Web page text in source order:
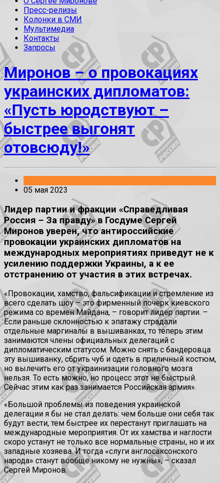
Пресс-релизы
Колонки в СМИ
Мультимедиа
Контакты
Запросы
Миронов – о провокациях
украинских дипломатов:
«Пусть юродствуют –
быстрее выгонят
отовсюду!»
05 мая 2023
Лидер партии и фракции «Справедливая
Россия – За правду» в Госдуме Сергей
Миронов уверен, что антироссийские
провокации украинских дипломатов на
международных мероприятиях приведут не к
усилению поддержки Украины, а к ее
отстранению от участия в этих встречах.
«Провокации, хамство, фальсификации и стремление из
всего сделать шоу – это фирменный почерк киевского
режима со времен Майдана, – говорит лидер партии. –
Если раньше склонностью к эпатажу страдали
отдельные маргиналы в вышиванках, то теперь этим
занимаются члены официальных делегаций с
дипломатическим статусом. Можно снять с бандеровца
эту вышиванку, сбрить чуб и одеть в приличный костюм,
но вылечить его от украинизации головного мозга
нельзя. То есть можно, но процесс этот не быстрый.
Сейчас этим как раз занимается Российская армия».
«Большой проблемы из поведения украинской
делегации я бы не стал делать: чем больше они себя так
будут вести, тем быстрее их перестанут приглашать на
международные мероприятия. От их хамства и наглости
скоро устанут не только все нормальные страны, но и их
западные хозяева. И тогда «слуги англосаксонского
народа» станут вообще никому не нужны», – сказал
Сергей Миронов.